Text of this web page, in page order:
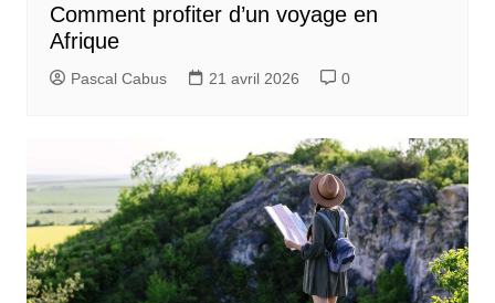
Comment profiter d’un voyage en
Afrique
Pascal Cabus 21 avril 2026 0